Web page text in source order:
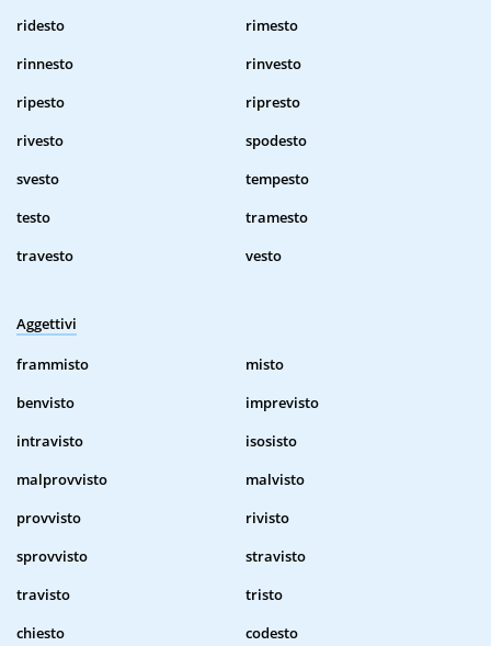
ridesto
rimesto
rinnesto
rinvesto
ripesto
ripresto
rivesto
spodesto
svesto
tempesto
testo
tramesto
travesto
vesto
Aggettivi
frammisto
misto
benvisto
imprevisto
intravisto
isosisto
malprovvisto
malvisto
provvisto
rivisto
sprovvisto
stravisto
travisto
tristo
chiesto
codesto